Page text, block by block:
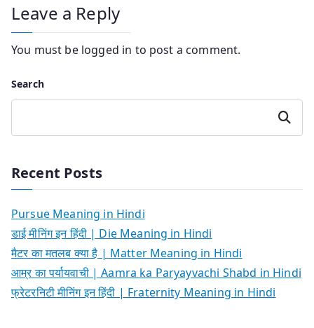
Leave a Reply
You must be logged in to post a comment.
Search
Search
Recent Posts
Pursue Meaning in Hindi
डाई मीनिंग इन हिंदी | Die Meaning in Hindi
मैटर का मतलब क्या है | Matter Meaning in Hindi
आम्र का पर्यायवाची | Aamra ka Paryayvachi Shabd in Hindi
फ्रेटरनिटी मीनिंग इन हिंदी | Fraternity Meaning in Hindi